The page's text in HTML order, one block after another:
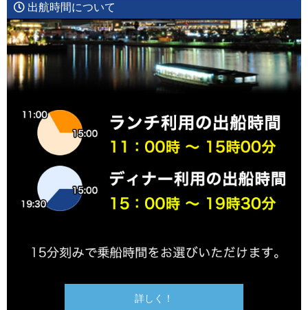
出航時間について
詳しく！